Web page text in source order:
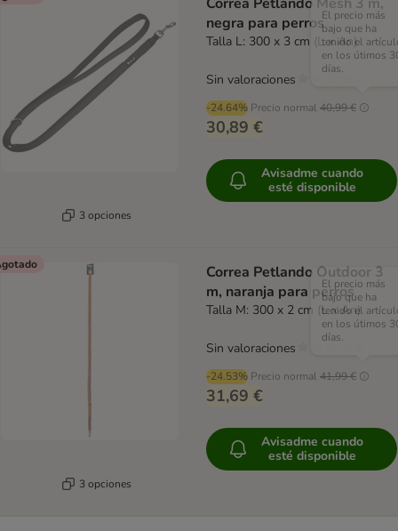
3 opciones
negra para perros
Talla L: 300 x 3 cm (L x An)
-24.64% Precio normal 40,99 €
El precio más
bajo que ha
tenido el
en los útimos
días.
30,89 €
Sin valoraciones
Avisadme cuando
esté disponible
3 opciones
Correa Petlando Outdoor 3
m, naranja para perros
Talla M: 300 x 2 cm (L x An)
-24.53% Precio normal 41,99 €
El precio más
bajo que ha
tenido el
en los útimos
días.
31,69 €
Sin valoraciones
Avisadme cuando
esté disponible